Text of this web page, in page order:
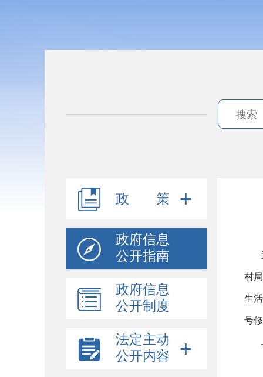
政 策
政府信息
公开指南
政府信息
公开制度
法定主动
公开内容
村
生
号